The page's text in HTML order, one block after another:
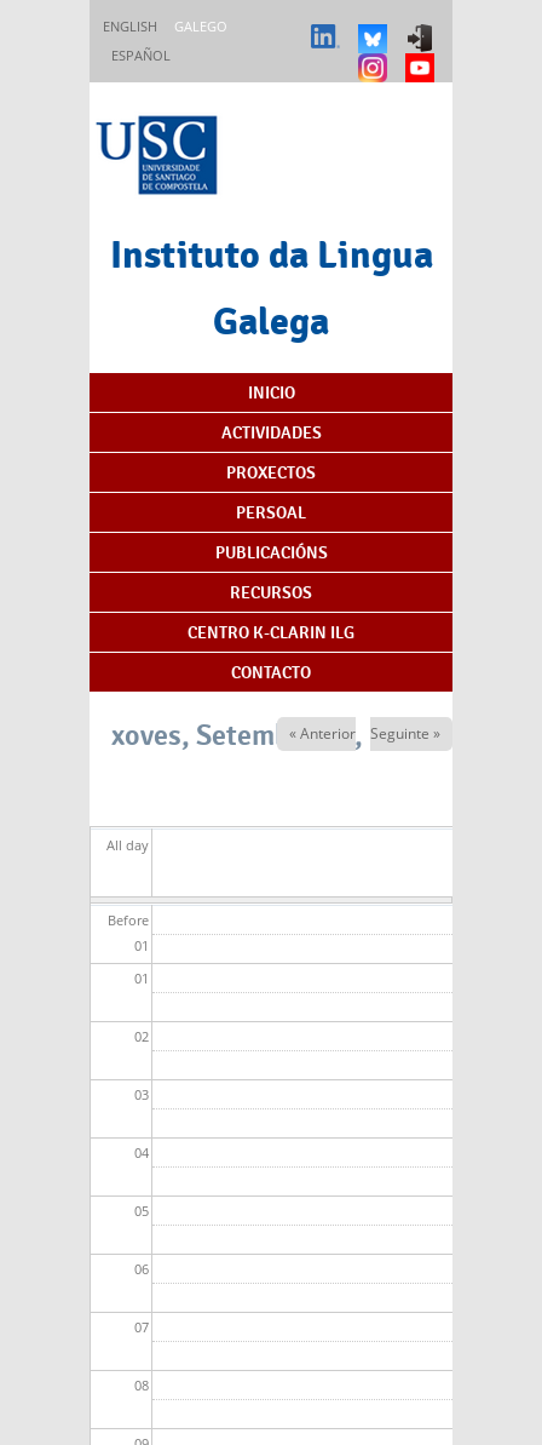
ENGLISH
GALEGO
ESPAÑOL
Instituto da Lingua
Galega
Índice de contidos
INICIO
ACTIVIDADES
PROXECTOS
PERSOAL
PUBLICACIÓNS
RECURSOS
CENTRO K-CLARIN ILG
CONTACTO
xoves, Setembro 14, 2023
« Anterior Seguinte »
All day
Before
01
01
02
03
04
05
06
07
08